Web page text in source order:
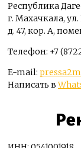
Республика
г. Махачкала, ул.
д. 47, кор. А,
Телефон: +7
E-mail:
Написать в